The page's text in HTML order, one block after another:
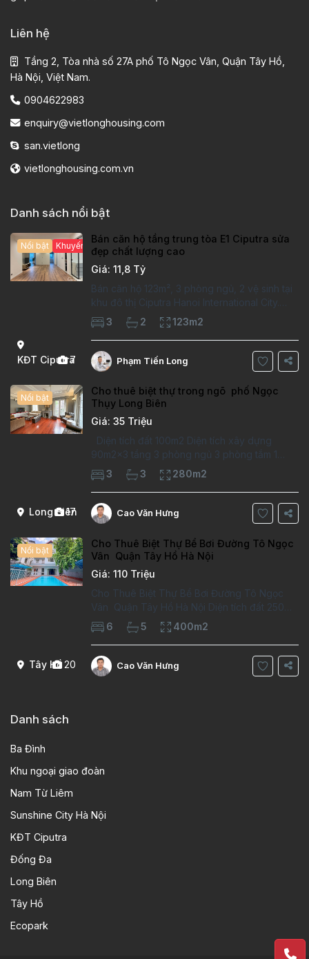
Liên hệ
Tầng 2, Tòa nhà số 27A phố Tô Ngọc Vân, Quận Tây Hồ,
Hà Nội, Việt Nam.
0904622983
enquiry@vietlonghousing.com
san.vietlong
vietlonghousing.com.vn
Danh sách nổi bật
KĐT Ciputra
7
Nổi bật Khuyến mại hấp dẫn
Bán căn hộ tầng trung tòa E1 Ciputra sửa
đẹp chất lượng cao
Giá: 11,8 Tỷ
Bán căn hộ 123m², 3 phòng ngủ, 2 vệ sinh tại
khu đô thị Ciputra Hanoi International City.
Căn hộ đã sửa mới kỹ, chất lượng cao, sàn
gỗ, bếp hiện đại, không gian thoáng sáng.
Thông tin căn hộ: Diện tích:
3 2 123m2
Phạm Tiến Long
Long Biên
17
Nổi bật
Cho thuê biệt thự trong ngõ phố Ngọc
Thụy Long Biên
Giá: 35 Triệu
Diện tích đất 100m2 Diện tích xây dựng
90m2x3 tầng 3 phòng ngủ 3 phòng tắm 1
phòng làm việc Vị trí ý tưởng 10 phút đi bộ tới
trường việt pháp Ngôi nhà được thiết kế theo
kiểu phát cổ,trong khu dân
3 3 280m2
Cao Văn Hưng
Tây Hồ20
Nổi bật
Cho Thuê Biệt Thự Bể Bơi Đường Tô Ngọc
Vân Quận Tây Hồ Hà Nội
Giá: 110 Triệu
Cho Thuê Biệt Thự Bể Bơi Đường Tô Ngọc
Vân Quận Tây Hồ Hà Nội Diện tích đất 250m2
Diện tích xây dựng 100m2 Xây 4 tầng, 6
phòng ngủ 5 phòng tắm Tầng 1, , phòng
khách , phòng bếp-1wc Tầng 2, 2 phòng
6 5 400m2
Cao Văn Hưng
Danh sách
Ba Đình
Khu ngoại giao đoàn
Nam Từ Liêm
Sunshine City Hà Nội
KĐT Ciputra
Đống Đa
Long Biên
Tây Hồ
Ecopark